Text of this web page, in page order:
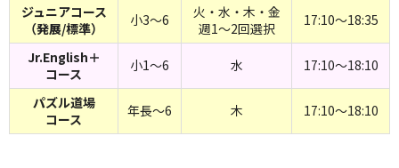
ジュニアコース
（発展/標準）
小3～6
火・水・木・金
週1～2回選択
17:10～18:35
Jr.English＋
コース
小1～6 水 17:10～18:10
パズル道場
コース
年長～6 木 17:10～18:10